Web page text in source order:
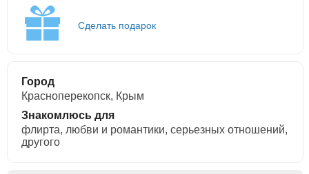
Сделать подарок
Город
Красноперекопск, Крым
Знакомлюсь для
флирта, любви и романтики, cерьезных отношений,
другого